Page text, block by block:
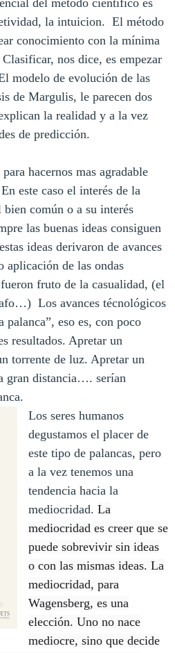
del método científico es
la intuicion. El método
conocimiento con la mínima
nos dice, es empezar
modelo de evolución de las
de Margulis, le parecen dos
la realidad y a la vez
de predicción.
hacernos mas agradable
este caso el interés de la
común o a su interés
las buenas ideas consiguen
ideas derivaron de avances
de las ondas
fruto de la casualidad, (el
Los avances técnológicos
palanca”, eso es, con poco
resultados. Apretar un
torrente de luz. Apretar un
gran distancia…. serían
Los seres humanos
degustamos el placer de
este tipo de palancas, pero
a la vez tenemos una
tendencia hacia la
mediocridad. La
mediocridad es creer que se
puede sobrevivir sin ideas
o con las mismas ideas. La
mediocridad, para
Wagensberg, es una
elección. Uno no nace
mediocre, sino que decide